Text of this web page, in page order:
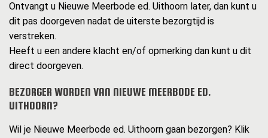
Ontvangt u Nieuwe Meerbode ed. Uithoorn later, dan kunt u
dit pas doorgeven nadat de uiterste bezorgtijd is
verstreken.
Heeft u een andere klacht en/of opmerking dan kunt u dit
direct doorgeven.
BEZORGER WORDEN VAN NIEUWE MEERBODE ED.
UITHOORN?
Wil je Nieuwe Meerbode ed. Uithoorn gaan bezorgen? Klik